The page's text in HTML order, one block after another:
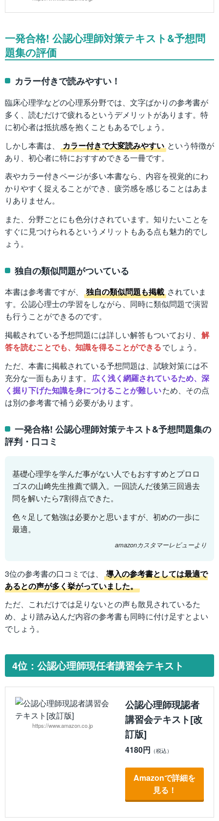
一発合格! 公認心理師対策テキスト&予想問
題集の評価
カラー付きで読みやすい！
臨床心理学などの心理系分野では、文字ばかりの参考書が
多く、読むだけで疲れるというデメリットがあります。特
に初心者は抵抗感を抱くこともあるでしょう。
しかし本書は、
カラー付きで大変読みやすい という特徴が
あり、初心者に特におすすめできる一冊です。
表やカラー付きページが多い本書なら、内容を視覚的にわ
かりやすく捉えることができ、疲労感を感じることはあま
りありません。
また、分野ごとにも色分けされています。知りたいことを
すぐに見つけられるというメリットもある点も魅力的でし
ょう。
独自の類似問題がついている
本書は参考書ですが、 独自の類似問題も掲載 されていま
す。公認心理士の学習をしながら、同時に類似問題で演習
も行うことができるのです。
掲載されている予想問題には詳しい解答もついており、 解
答を読むことでも、知識を得ることができるでしょう。
ただ、本書に掲載されている予想問題は、試験対策には不
充分な一面もあります。
広く浅く網羅されているため、深
く掘り下げた知識を身につけることが難しいため、その点
は別の参考書で補う必要があります。
一発合格! 公認心理師対策テキスト&予想問題集の
評判・口コミ
基礎心理学を学んだ事がない人でもおすすめとプロロ
ゴスの山﨑先生推薦で購入。一回読んだ後第三回過去
問を解いたら7割得点できた。
色々足して勉強は必要かと思いますが、初めの一歩に
最適。
amazonカスタマーレビューより
3位の参考書の口コミでは、
導入の参考書としては最適で
あるとの声が多く挙がっていました。
ただ、これだけでは足りないとの声も散見されているた
め、より踏み込んだ内容の参考書も同時に付け足すとよい
でしょう。
4位：公認心理師現任者講習会テキスト
https://www.amazon.co.jp
公認心理師現認者
講習会テキスト[改
訂版]
4180円
Amazonで詳細を
見る！